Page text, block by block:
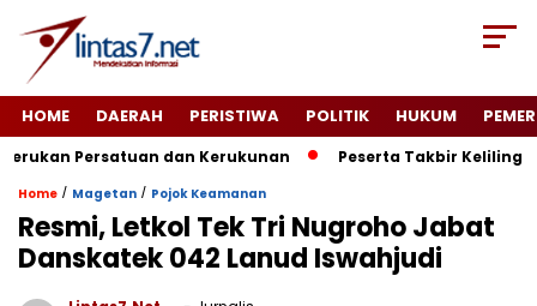
HOME DAERAH PERISTIWA POLITIK HUKUM
Persatuan dan Kerukunan Peserta Takbir Keliling
Home / Magetan / Pojok Keamanan
Resmi, Letkol Tek Tri Nugroho Jabat
Danskatek 042 Lanud Iswahjudi